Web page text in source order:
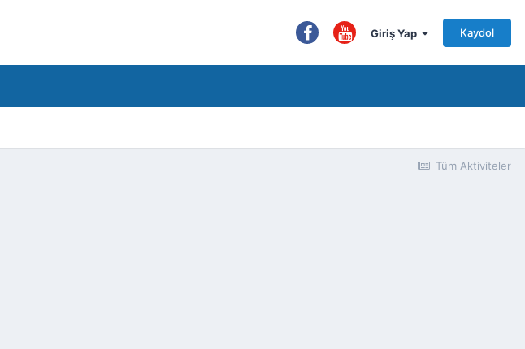
Giriş Yap Kaydol
Tüm Aktiviteler